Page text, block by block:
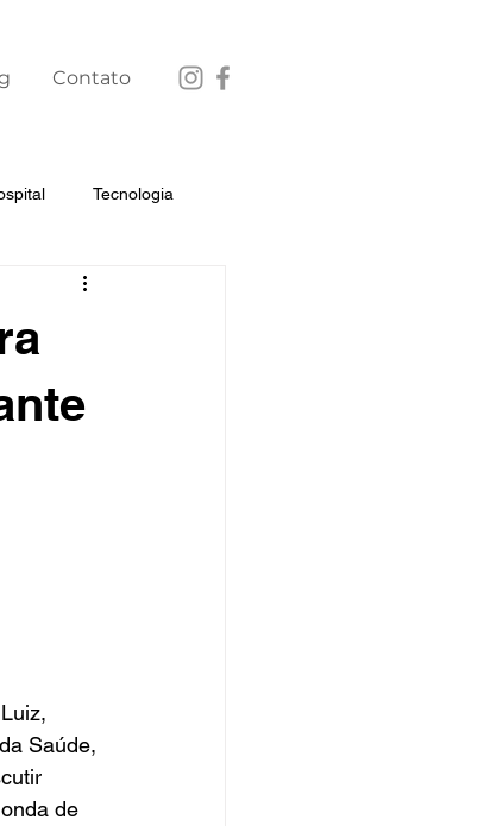
Contato
Tecnologia
Saúde,
de